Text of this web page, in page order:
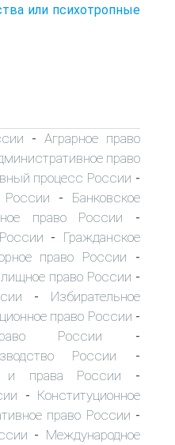
или психотропные
- Аграрное право
право
процесс России -
- Банковское
право России -
- Гражданское
право России -
право России -
- Избирательное
право России -
России -
России -
и права России -
- Конституционное
право России -
- Международное